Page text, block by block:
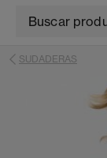
SUDADERAS